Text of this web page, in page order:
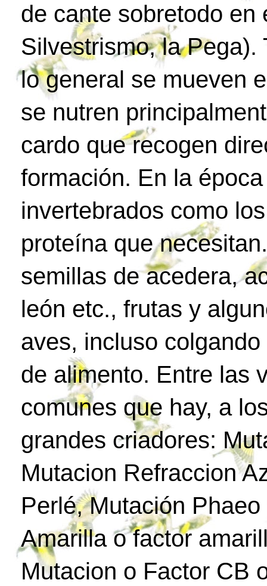
de cante sobretodo en
Silvestrismo, la Pega).
lo general se mueven
se nutren
cardo que recogen
formación. En la
invertebrados como
proteína que
semillas de acedera,
león etc., frutas y
aves, incluso
de alimento. Entre las
comunes que hay, a
grandes criadores:
Mutacion Refraccion
Perlé, Mutación
Amarilla o factor
Mutacion o Factor CB